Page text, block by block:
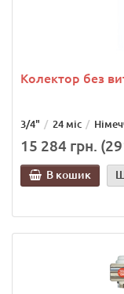
Колектор без
3/4" 24 міс
15 284 грн.
В кошик